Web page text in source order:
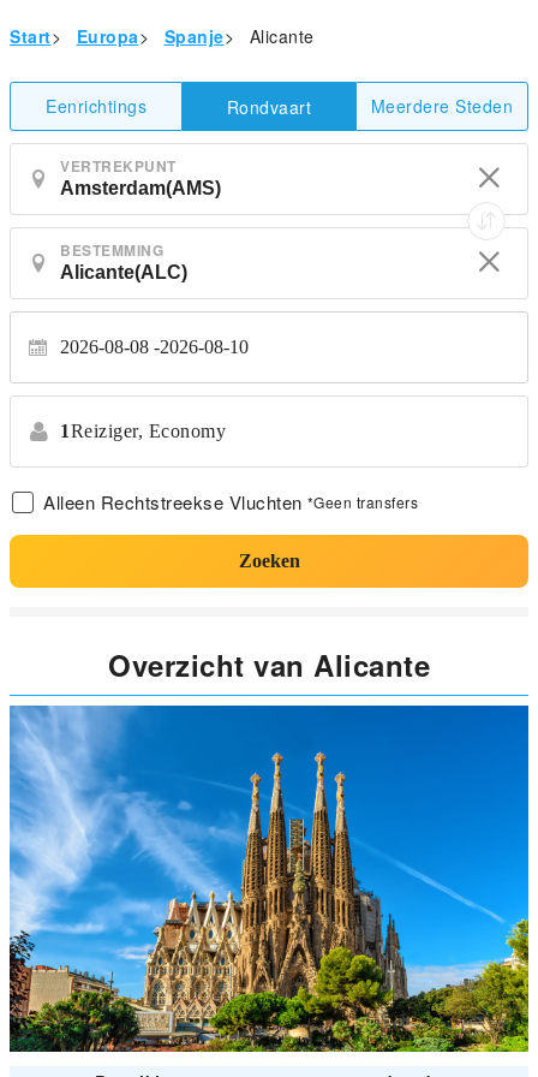
Start> Europa> Spanje> Alicante
Eenrichtings Rondvaart Meerdere Steden
VERTREKPUNT
BESTEMMING
2026-08-08 2026-08-10
1Reiziger, Economy
Alleen Rechtstreekse Vluchten *Geen transfers
Zoeken
Overzicht van Alicante